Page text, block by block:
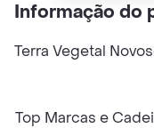
Informação do
Terra Vegetal
Top Marcas e